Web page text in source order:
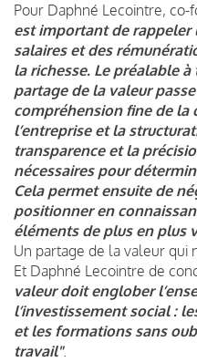
Pour Daphné Lecointre, co-
est important de rappeler
salaires et des
la richesse. Le préalable
partage de la valeur
compréhension fine de la
l’entreprise et la
transparence et la
nécessaires pour
Cela permet ensuite de
positionner en
éléments de plus en plus
Un partage de la valeur qui
Et Daphné Lecointre de
valeur doit englober
l’investissement social :
et les formations sans
travail".